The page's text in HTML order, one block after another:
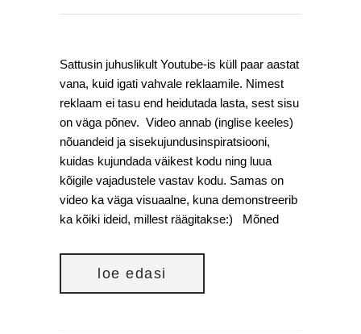
Sattusin juhuslikult Youtube-is küll paar aastat
vana, kuid igati vahvale reklaamile. Nimest
reklaam ei tasu end heidutada lasta, sest sisu
on väga põnev. Video annab (inglise keeles)
nõuandeid ja sisekujundusinspiratsiooni,
kuidas kujundada väikest kodu ning luua
kõigile vajadustele vastav kodu. Samas on
video ka väga visuaalne, kuna demonstreerib
ka kõiki ideid, millest räägitakse:) Mõned
loe edasi